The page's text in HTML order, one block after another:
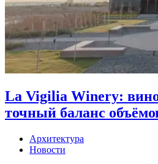
La Vigilia Winery:
точный баланс
Архитектура
Новости